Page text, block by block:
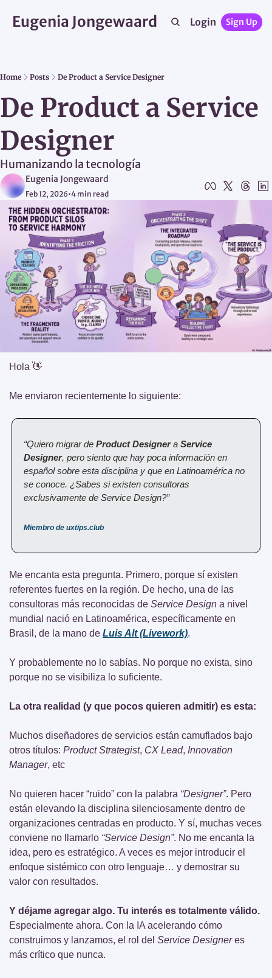
Eugenia Jongewaard Login Sign Up
Home Posts De Product a Service Designer
De Product a Service
Designer
Humanizando la tecnología
Eugenia Jongewaard
Feb 12, 2026•4 min read
Hola 👋
Me enviaron recientemente lo siguiente:
“Quiero migrar de Product Designer a Service
Designer, pero siento que hay poca información en
español sobre esta disciplina y que en Latinoamérica no
se conoce. ¿Sabes si existen consultoras
exclusivamente de Service Design?”
Miembro de uxtips.club
Me encanta esta pregunta. Primero, porque sí existen
referentes fuertes en la región. De hecho, una de las
consultoras más reconocidas de Service Design a nivel
mundial nació en Latinoamérica, específicamente en
Brasil, de la mano de Luis Alt (Livework).
Y probablemente no lo sabías. No porque no exista, sino
porque no se visibiliza lo suficiente.
La otra realidad (y que pocos quieren admitir) es esta:
Muchos diseñadores de servicios están camuflados bajo
otros títulos: Product Strategist, CX Lead, Innovation
Manager, etc
No quieren hacer “ruido” con la palabra “Designer”. Pero
están elevando la disciplina silenciosamente dentro de
organizaciones centradas en producto. Y sí, muchas veces
conviene no llamarlo “Service Design”. No me encanta la
idea, pero es estratégico. A veces es mejor introducir el
enfoque sistémico con otro lenguaje… y demostrar su
valor con resultados.
Y déjame agregar algo. Tu interés es totalmente válido.
Especialmente ahora. Con la IA acelerando cómo
construimos y lanzamos, el rol del Service Designer es
más crítico que nunca.